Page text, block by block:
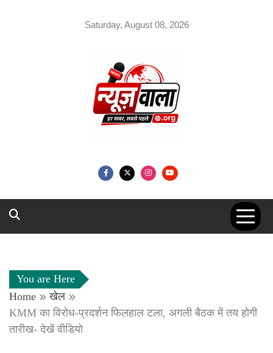
Saturday, August 08, 2026
You are Here
Home
खेल
KMM का विरोध-प्रदर्शन फिलहाल टला, अगली बैठक में तय होगी
तारीख- देखें वीडियो